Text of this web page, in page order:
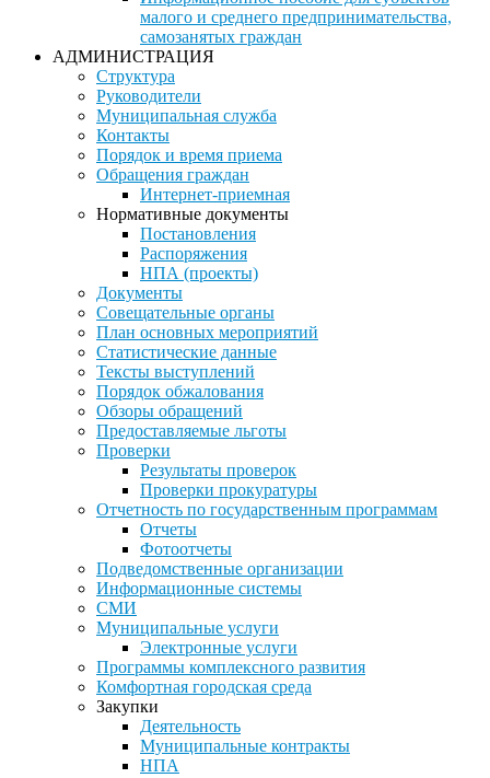
малого и среднего предпринимательства,
самозанятых граждан
АДМИНИСТРАЦИЯ
Структура
Руководители
Муниципальная служба
Контакты
Порядок и время приема
Обращения граждан
Интернет-приемная
Нормативные документы
Постановления
Распоряжения
НПА (проекты)
Документы
Совещательные органы
План основных мероприятий
Статистические данные
Тексты выступлений
Порядок обжалования
Обзоры обращений
Предоставляемые льготы
Проверки
Результаты проверок
Проверки прокуратуры
Отчетность по государственным программам
Отчеты
Фотоотчеты
Подведомственные организации
Информационные системы
СМИ
Муниципальные услуги
Электронные услуги
Программы комплексного развития
Комфортная городская среда
Закупки
Деятельность
Муниципальные контракты
НПА